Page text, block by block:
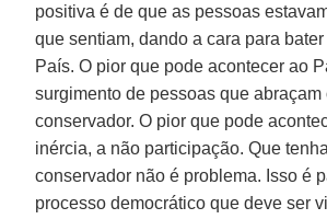
positiva é de que as pessoas
que sentiam, dando a cara para
País. O pior que pode acontecer ao
surgimento de pessoas que abraçam
conservador. O pior que pode
inércia, a não participação. Que
conservador não é problema. Isso é
processo democrático que deve ser